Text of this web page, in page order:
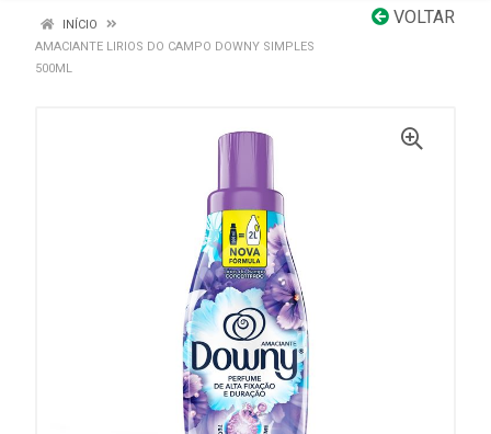
VOLTAR
INÍCIO
AMACIANTE LIRIOS DO CAMPO DOWNY SIMPLES
500ML